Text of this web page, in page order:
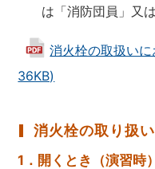
は「消防団員」又
消火栓の取扱い
36KB)
消火栓の取り扱い
1．開くとき（演習時）